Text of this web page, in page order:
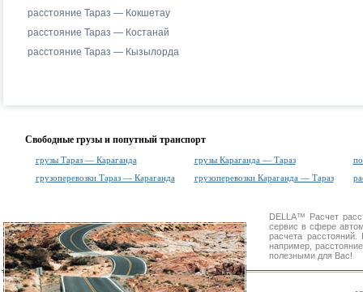
расстояние Тараз — Кокшетау
расстояние Тараз — Костанай
расстояние Тараз — Кызылорда
Свободные грузы и попутный транспорт
грузы Тараз — Караганда грузы Караганда — Тараз
грузоперевозки Тараз — Караганда
грузоперевозки Караганда — Тараз
DELLA™ Расчет
сервис в сфере
расчета
например,
полезными для Вас!